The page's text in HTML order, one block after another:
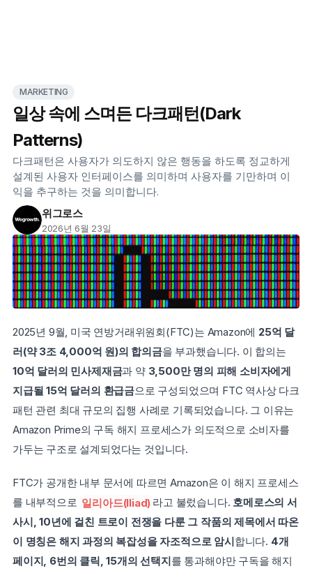
MARKETING
일상 속에 스며든 다크패턴(Dark
Patterns)
다크패턴은 사용자가 의도하지 않은 행동을 하도록 정교하게
설계된 사용자 인터페이스를 의미하며 사용자를 기만하며 이
익을 추구하는 것을 의미합니다.
위그로스
2026년 6월 23일
2025년 9월, 미국 연방거래위원회(FTC)는 Amazon에 25억 달
러(약 3조 4,000억 원)의 합의금
10억 달러의 민사제재금과 약 3,500만 명의 피해 소비자에게
지급될 15억 달러의 환급금으로 구성되었으며 FTC 역사상 다크
패턴 관련 최대 규모의 집행 사례로 기록되었습니다. 그 이유는
Amazon Prime의 구독 해지 프로세스가 의도적으로 소비자를
가두는 구조로 설계되었다는 것입니다.
FTC가 공개한 내부 문서에 따르면 Amazon은 이 해지 프로세스
를 내부적으로 일리아드(Iliad) 라고 불렀습니다. 호메로스의 서
사시, 10년에 걸친 트로이 전쟁을 다룬 그 작품의 제목에서 따온
이 명칭은 해지 과정의 복잡성을 자조적으로 암시합니다. 4개
페이지, 6번의 클릭, 15개의 선택지를 통과해야만 구독을 해지